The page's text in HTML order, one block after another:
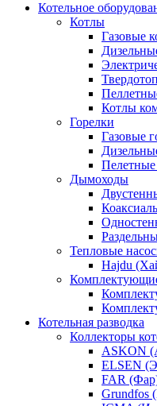
Котельное
Котлы
Газовые
Котлы
Горелки
Газовые
Пелетные
Дымоходы
Тепловые
Hajdu
Котельная разводка
Коллекторы
ASKON
ELSEN
FAR
Grundfos